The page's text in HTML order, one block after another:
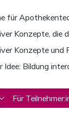
für
Konzepte, die
Konzepte
Idee: Bildung
Für